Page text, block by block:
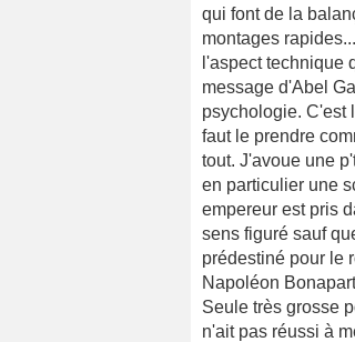
qui font de la
montages
l'aspect technique
message d'Abel
psychologie. C'est
faut le prendre
tout. J'avoue une
en particulier une
empereur est pris
sens figuré sauf
prédestiné pour le
Napoléon
Seule très grosse
n'ait pas réussi à